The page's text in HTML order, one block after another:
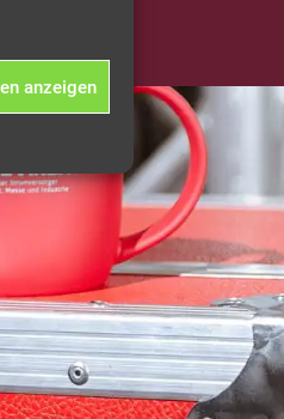
anzeigen